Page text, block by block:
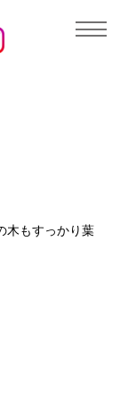
木もすっかり葉